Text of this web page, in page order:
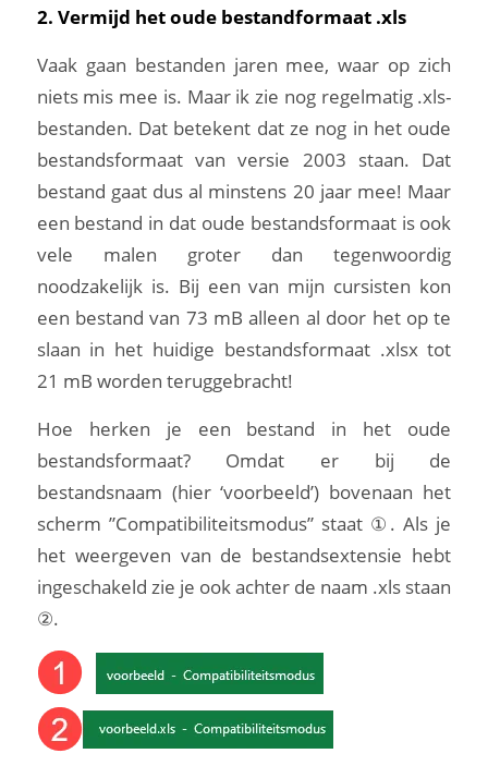
2. Vermijd het oude bestandformaat .xls
Vaak gaan bestanden jaren mee, waar op zich
niets mis mee is. Maar ik zie nog regelmatig .xls-
bestanden. Dat betekent dat ze nog in het oude
bestandsformaat van versie 2003 staan. Dat
bestand gaat dus al minstens 20 jaar mee! Maar
een bestand in dat oude bestandsformaat is ook
vele malen groter dan tegenwoordig
noodzakelijk is. Bij een van mijn cursisten kon
een bestand van 73 mB alleen al door het op te
slaan in het huidige bestandsformaat .xlsx tot
21 mB worden teruggebracht!
Hoe herken je een bestand in het oude
bestandsformaat? Omdat er bij de
bestandsnaam (hier ‘voorbeeld’) bovenaan het
scherm ”Compatibiliteitsmodus” staat ①. Als je
het weergeven van de bestandsextensie hebt
ingeschakeld zie je ook achter de naam .xls staan
②.